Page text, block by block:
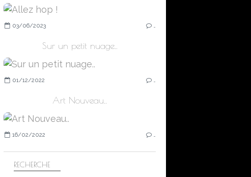
RECHERCHE
03/06/2023
Sur un petit nuage..
01/12/2022
Art Nouveau..
16/02/2022